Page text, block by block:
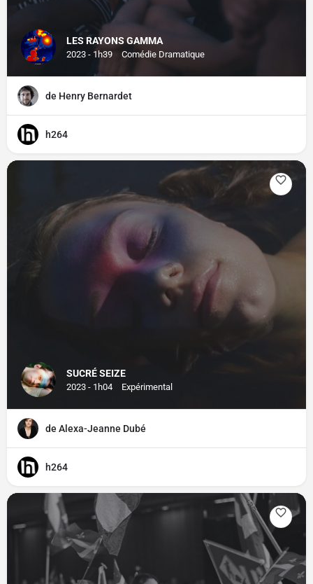
LES RAYONS GAMMA
2023 - 1h39 Comédie Dramatique
de Henry Bernardet
h264
SUCRÉ SEIZE
2023 - 1h04 Expérimental
de Alexa-Jeanne Dubé
h264